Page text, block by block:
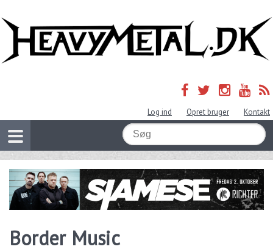
Log ind Opret bruger Kontakt
Border Music